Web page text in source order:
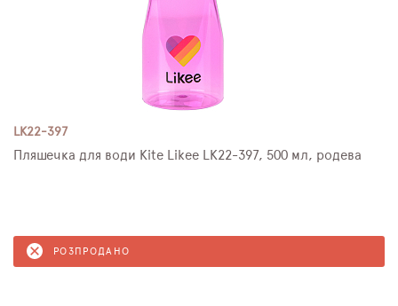
LK22-397
Пляшечка для води Kite Likee LK22-397, 500 мл, родева
РОЗПРОДАНО